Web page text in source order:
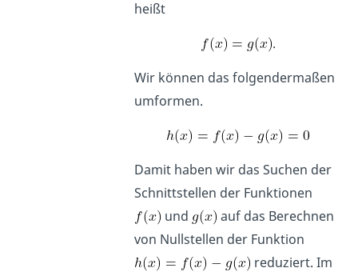
heißt
.
Wir können das folgendermaßen
umformen.
Damit haben wir das Suchen der
Schnittstellen der Funktionen
und
auf das Berechnen
von Nullstellen der Funktion
reduziert. Im